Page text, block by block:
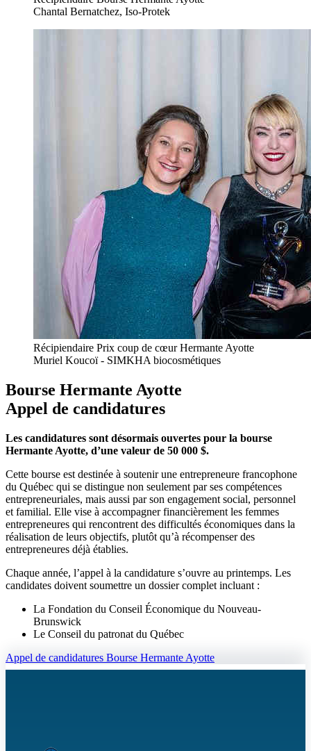
Chantal Bernatchez, Iso-Protek
Récipiendaire Prix coup de cœur Hermante Ayotte
Muriel Koucoï - SIMKHA biocosmétiques
Bourse Hermante Ayotte
Appel de candidatures
Les candidatures sont désormais ouvertes pour la bourse
Hermante Ayotte, d’une valeur de 50 000 $.
Cette bourse est destinée à soutenir une entrepreneure francophone
du Québec qui se distingue non seulement par ses compétences
entrepreneuriales, mais aussi par son engagement social, personnel
et familial. Elle vise à accompagner financièrement les femmes
entrepreneures qui rencontrent des difficultés économiques dans la
réalisation de leurs objectifs, plutôt qu’à récompenser des
entrepreneures déjà établies.
Chaque année, l’appel à la candidature s’ouvre au printemps. Les
candidates doivent soumettre un dossier complet incluant :
La Fondation du Conseil Économique du Nouveau-
Brunswick
Le Conseil du patronat du Québec
Appel de candidatures Bourse Hermante Ayotte